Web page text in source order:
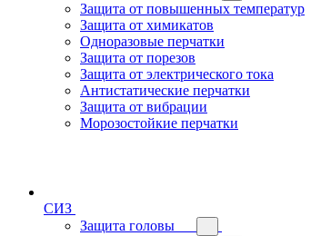
Защита от повышенных температур
Защита от химикатов
Одноразовые перчатки
Защита от порезов
Защита от электрического тока
Антистатические перчатки
Защита от вибрации
Морозостойкие перчатки
СИЗ
Защита головы